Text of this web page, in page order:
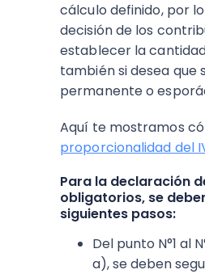
cálculo definido, por
decisión de los
establecer la
también si desea que
permanente o
Aquí te mostramos
proporcionalidad del
Para la declaración
obligatorios, se
siguientes pasos:
Del punto N°1 al
a), se deben